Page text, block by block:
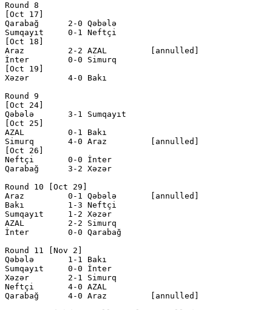
Round 8
[Oct 17]
Qarabağ      2-0 Qəbələ
Sumqayıt     0-1 Neftçi
[Oct 18]
Araz         2-2 AZAL         [annulled]
İnter        0-0 Simurq
[Oct 19]
Xəzər        4-0 Bakı
Round 9
[Oct 24]
Qəbələ       3-1 Sumqayıt
[Oct 25]
AZAL         0-1 Bakı
Simurq       4-0 Araz         [annulled]
[Oct 26]
Neftçi       0-0 İnter
Qarabağ      3-2 Xəzər
Round 10 [Oct 29]
Araz         0-1 Qəbələ       [annulled]
Bakı         1-3 Neftçi
Sumqayıt     1-2 Xəzər
AZAL         2-2 Simurq
İnter        0-0 Qarabağ
Round 11 [Nov 2]
Qəbələ       1-1 Bakı
Sumqayıt     0-0 İnter
Xəzər        2-1 Simurq
Neftçi       4-0 AZAL
Qarabağ      4-0 Araz         [annulled]